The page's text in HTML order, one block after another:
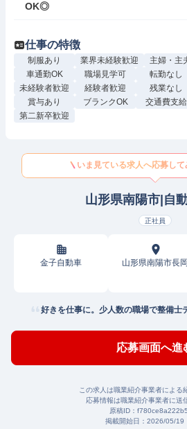
OK◎
仕事の特徴
制服あり 業界未経験歓迎 主婦・主
車通勤OK
職場見学可 転勤なし
未経験者歓迎
経験者歓迎 残業なし
賞与あり
ブランクOK 交通費支給
第二新卒歓迎
いま見ている求人へ応募して
山形県南陽市|自
正社員
金子自動車 山形県南陽市長岡
好きを仕事に。少人数の職場で整備
応募画面へ進
この求人は職業紹介事業者による
応募情報は職業紹介事業者に送
原稿ID：
掲載開始日： 2026/05/19